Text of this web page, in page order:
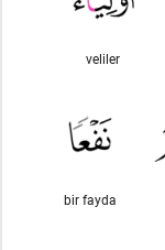
veliler
bir fayda